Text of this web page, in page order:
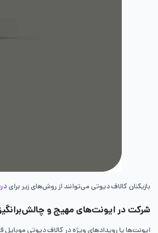
بازیکنان کالاف دیوتی می‌توانند از روش‌های زیر برای
شرکت در ایونت‌های مهیج و
ایونت‌ها یا رویدادهای ویژه در کالاف دیوتی